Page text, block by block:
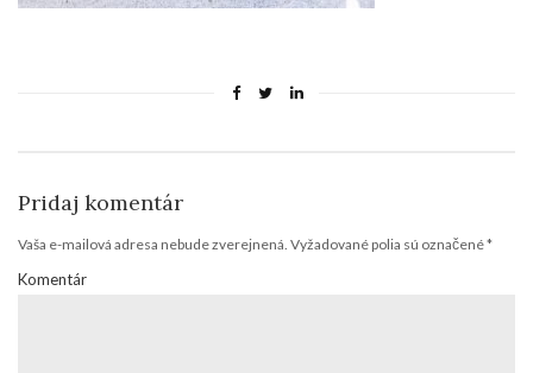
Pridaj komentár
Vaša e-mailová adresa nebude zverejnená. Vyžadované polia sú označené*
Komentár